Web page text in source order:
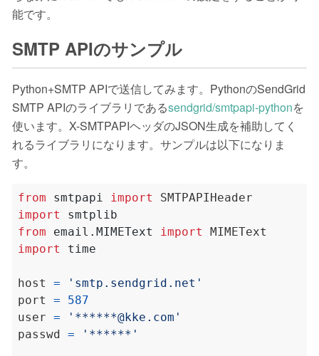
能です。
SMTP APIのサンプル
Python+SMTP APIで送信してみます。PythonのSendGrid
SMTP APIのライブラリであるsendgrid/smtpapi-pythonを
使います。X-SMTPAPIヘッダのJSON生成を補助してく
れるライブラリになります。サンプルは以下になりま
す。
from smtpapi import
import
smtplib
from
email.MIMEText import
import
time
host =
'smtp.sendgrid.net'
port =
587
user =
'******@kke.com'
passwd = '******'